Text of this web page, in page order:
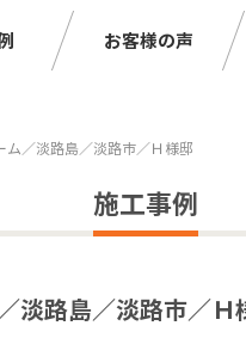
お客様の声
ム／淡路島／淡路市／Ｈ様邸
施工事例
淡路島／淡路市／Ｈ